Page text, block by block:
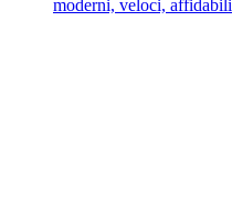
moderni, veloci, affidabili